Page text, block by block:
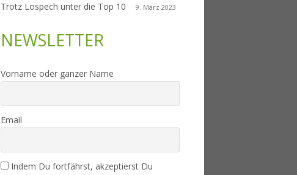
Trotz Lospech unter die Top 10 9. März 2023
NEWSLETTER
Vorname oder ganzer Name
Email
Indem Du fortfährst, akzeptierst Du